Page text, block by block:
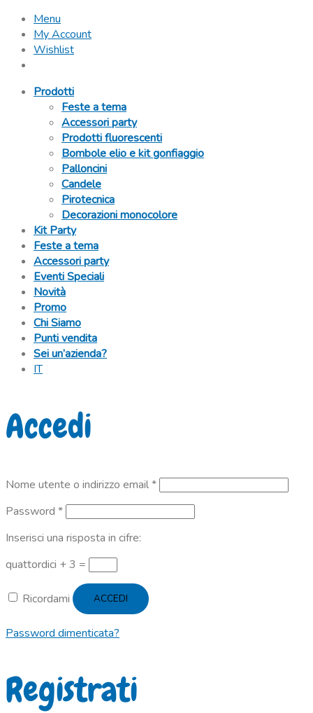
Menu
My Account
Wishlist
Prodotti
Feste a tema
Accessori party
Prodotti fluorescenti
Bombole elio e kit gonfiaggio
Palloncini
Candele
Pirotecnica
Decorazioni monocolore
Kit Party
Feste a tema
Accessori party
Eventi Speciali
Novità
Promo
Chi Siamo
Punti vendita
Sei un’azienda?
IT
Accedi
Nome utente o indirizzo email*Richiesto
Password *Richiesto
Inserisci una risposta in cifre:
quattordici + 3 =
Ricordami ACCEDI
Password dimenticata?
Registrati